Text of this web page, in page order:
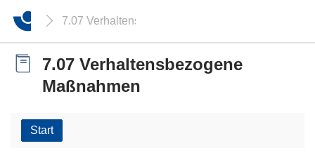
7.07 Verhaltensbezogene Maßnahmen
7.07 Verhaltensbezogene
Maßnahmen
Start